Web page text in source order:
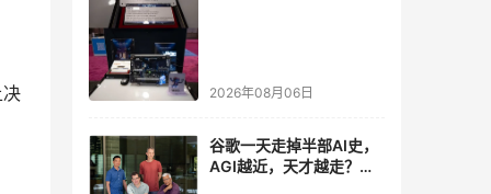
2026年08月06日
谷歌一天走掉半部AI史，
AGI越近，天才越走？大